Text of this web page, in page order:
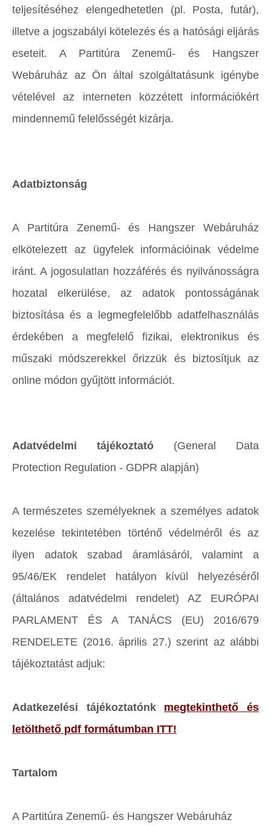
teljesítéséhez elengedhetetlen (pl. Posta, futár),
illetve a jogszabályi kötelezés és a hatósági eljárás
eseteit. A Partitúra Zenemű- és Hangszer
Webáruház az Ön által szolgáltatásunk igénybe
vételével az interneten közzétett információkért
mindennemű felelősségét kizárja.
Adatbiztonság
A Partitúra Zenemű- és Hangszer Webáruház
elkötelezett az ügyfelek információinak védelme
iránt. A jogosulatlan hozzáférés és nyilvánosságra
hozatal elkerülése, az adatok pontosságának
biztosítása és a legmegfelelőbb adatfelhasználás
érdekében a megfelelő fizikai, elektronikus és
műszaki módszerekkel őrizzük és biztosítjuk az
online módon gyűjtött információt.
Adatvédelmi tájékoztató (General Data
Protection Regulation - GDPR alapján)
A természetes személyeknek a személyes adatok
kezelése tekintetében történő védelméről és az
ilyen adatok szabad áramlásáról, valamint a
95/46/EK rendelet hatályon kívül helyezéséről
(általános adatvédelmi rendelet) AZ EURÓPAI
PARLAMENT ÉS A TANÁCS (EU) 2016/679
RENDELETE (2016. április 27.) szerint az alábbi
tájékoztatást adjuk:
Adatkezelési tájékoztatónk megtekinthető és
letölthető pdf formátumban ITT!
Tartalom
A Partitúra Zenemű- és Hangszer Webáruház